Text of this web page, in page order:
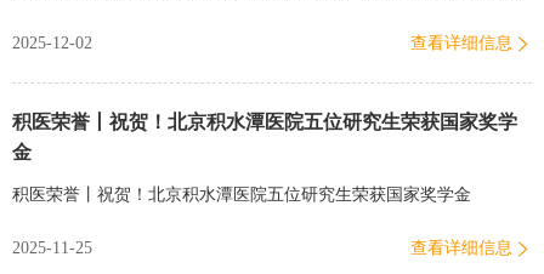
训…
2025-12-02 查看详细信息
积医荣誉丨祝贺！北京积水潭医院五位研究生荣获国家奖学
金
积医荣誉丨祝贺！北京积水潭医院五位研究生荣获国家奖学金
2025-11-25 查看详细信息